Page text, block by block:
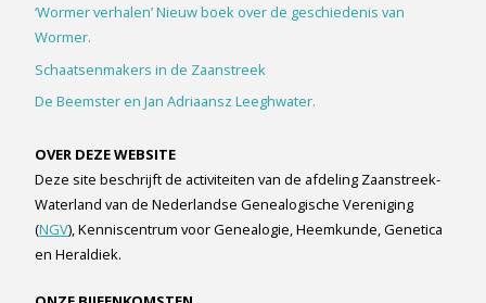
‘Wormer verhalen’ Nieuw boek over de geschiedenis van
Wormer.
Schaatsenmakers in de Zaanstreek
De Beemster en Jan Adriaansz Leeghwater.
OVER DEZE WEBSITE
Deze site beschrijft de activiteiten van de afdeling Zaanstreek-
Waterland van de Nederlandse Genealogische Vereniging
(NGV), Kenniscentrum voor Genealogie, Heemkunde, Genetica
en Heraldiek.